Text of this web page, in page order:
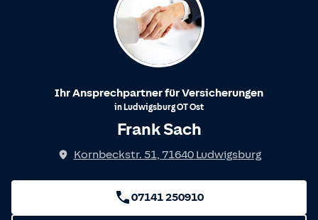
Ihr Ansprechpartner für Versicherungen
in LudwigsburgOTOst
Frank Sach
Kornbeckstr. 51, 71640 Ludwigsburg
07141 250910